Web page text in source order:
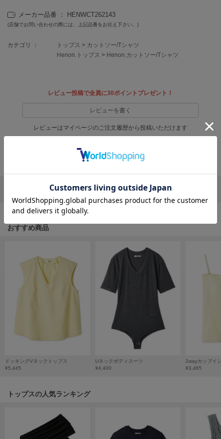
FURFUR
ファーファー
GELATO PIQUE CAT&DOG
ジェラート ピケ キャットアンドドッグ
gelato pique Sleep
ジェラート ピケ スリープ
Henon.
へノン
HUNTER
ハンター
ホカ オネオネ
le
LeSportsac
レスポートサック
メーカー品番 ： HENWCT262143
(店舗でお問い合わせの際には、上記品番をお伝え下さい。)
カテゴリ ： トップス > カットソー/Tシャツ
Henon.トップス > Henon.カットソー/Tシャツ
レビュー投稿で全員に30ポイントプレゼント！
レビューを書く
レビューはマイページのご注文履歴から投稿いただけます
返品・キャンセルについて
リポストする LINEで送る
おすすめ商品
ドッキングVネックトップス
¥5,445
Uネックボディスーツ
¥4,400
2wayカップイ
¥3,465
トップスの人気ランキング